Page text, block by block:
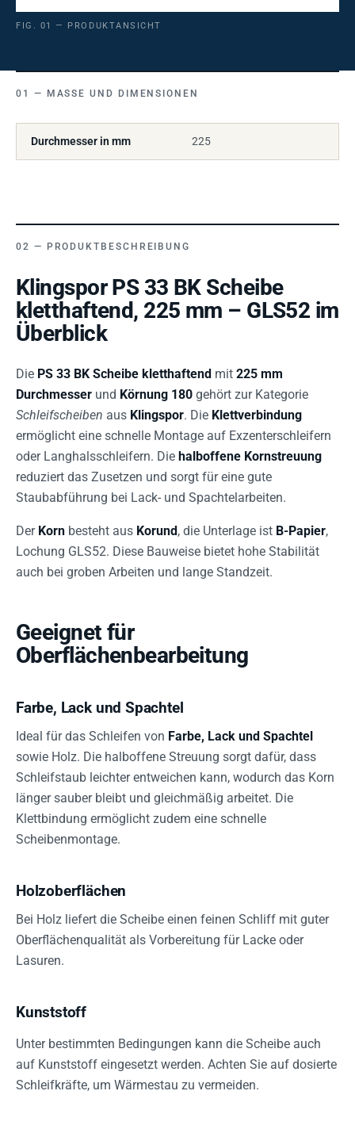
FIG. 01 — PRODUKTANSICHT
MASSE UND DIMENSIONEN
Durchmesser in mm 225
PRODUKTBESCHREIBUNG
Klingspor PS 33 BK Scheibe
kletthaftend, 225 mm – GLS52 im
Überblick
Die PS 33 BK Scheibe kletthaftend mit 225 mm
Durchmesser und Körnung 180 gehört zur Kategorie
Schleifscheiben aus Klingspor. Die Klettverbindung
ermöglicht eine schnelle Montage auf Exzenterschleifern
oder Langhalsschleifern. Die halboffene Kornstreuung
reduziert das Zusetzen und sorgt für eine gute
Staubabführung bei Lack- und Spachtelarbeiten.
Der Korn besteht aus Korund , die Unterlage ist B-Papier,
Lochung GLS52. Diese Bauweise bietet hohe Stabilität
auch bei groben Arbeiten und lange Standzeit.
Geeignet für
Oberflächenbearbeitung
Farbe, Lack und Spachtel
Ideal für das Schleifen von Farbe, Lack und Spachtel
sowie Holz. Die halboffene Streuung sorgt dafür, dass
Schleifstaub leichter entweichen kann, wodurch das Korn
länger sauber bleibt und gleichmäßig arbeitet. Die
Klettbindung ermöglicht zudem eine schnelle
Scheibenmontage.
Holzoberflächen
Bei Holz liefert die Scheibe einen feinen Schliff mit guter
Oberflächenqualität als Vorbereitung für Lacke oder
Lasuren.
Kunststoff
Unter bestimmten Bedingungen kann die Scheibe auch
auf Kunststoff eingesetzt werden. Achten Sie auf dosierte
Schleifkräfte, um Wärmestau zu vermeiden.